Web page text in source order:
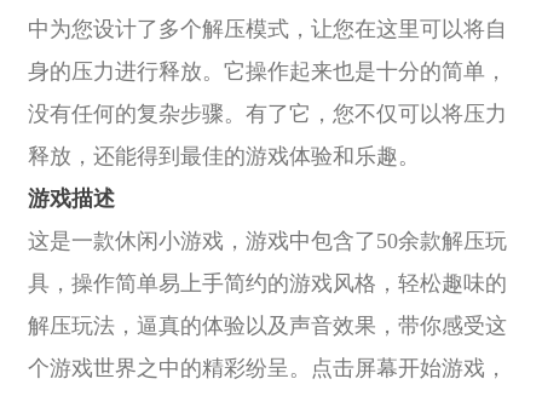
中为您设计了多个解压模式，让您在这里可以将自
身的压力进行释放。它操作起来也是十分的简单，
没有任何的复杂步骤。有了它，您不仅可以将压力
释放，还能得到最佳的游戏体验和乐趣。
游戏描述
这是一款休闲小游戏，游戏中包含了50余款解压玩
具，操作简单易上手简约的游戏风格，轻松趣味的
解压玩法，逼真的体验以及声音效果，带你感受这
个游戏世界之中的精彩纷呈。点击屏幕开始游戏，